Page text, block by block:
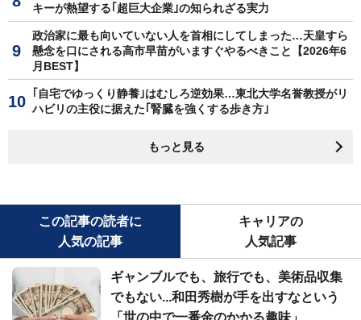
キーが熱望する｢超巨大企業｣の知られざる実力
政治家に最も向いていない人を首相にしてしまった…天皇すら
懸念を口にされる高市早苗がいますぐやるべきこと【2026年6
月BEST】
｢自宅でゆっくり静養｣はむしろ逆効果…東北大学名誉教授がリ
ハビリの主役に据えた｢腎臓を強くする歩き方｣
もっと見る
この記事の読者に
人気の記事
キャリアの
人気記事
ギャンブルでも、旅行でも、美術品収集
でもない...和田秀樹が手を出すなという
「世の中で一番金のかかる趣味」